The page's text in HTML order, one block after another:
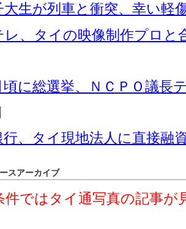
大生が列車と衝突、幸い軽
レ、タイの映像制作プロと
頃に総選挙、ＮＣＰＯ議長
行、タイ現地法人に直接融
スアーカイブ
件ではタイ通写真の記事が